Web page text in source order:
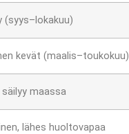
(syys–lokakuu)
kevät (maalis–toukokuu)
säilyy maassa
lähes huoltovapaa